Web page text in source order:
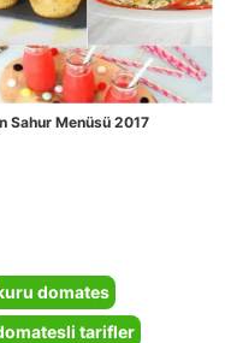
Sahur Menüsü 2017
domates
tarifler